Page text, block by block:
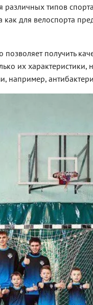
типов
для велоспорта
получить
их
например,